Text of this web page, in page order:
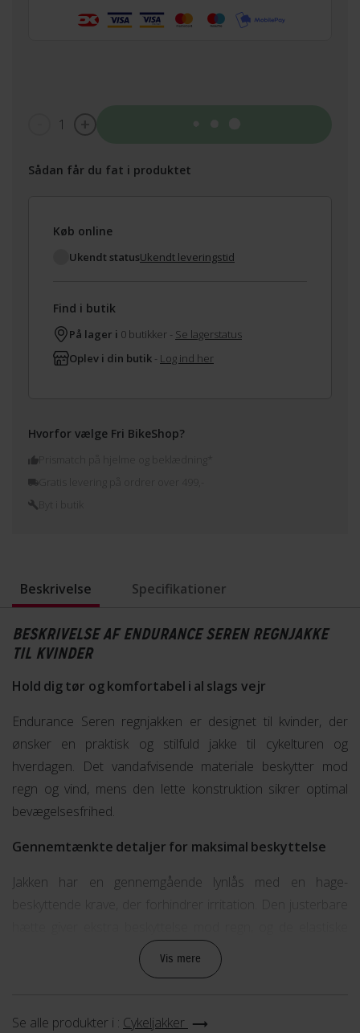
1
Sådan får du fat i produktet
Køb online
Ukendt statusUkendt leveringstid
Find i butik
På lager i 0 butikker - Se lagerstatus
Oplev i din butik - Log ind her
Hvorfor vælge Fri BikeShop?
Prismatch på hjelme og beklædning*
Beskrivelse Specifikationer
BESKRIVELSE AF ENDURANCE SEREN REGNJAKKE
TIL KVINDER
Hold dig tør og komfortabel i al slags vejr
Endurance Seren regnjakken er designet til kvinder, der
ønsker en praktisk og stilfuld jakke til cykelturen og
hverdagen. Det vandafvisende materiale beskytter mod
regn og vind, mens den lette konstruktion sikrer optimal
bevægelsesfrihed.
Gennemtænkte detaljer for maksimal beskyttelse
Jakken har en gennemgående lynlås med en hage-
kantbånd ved ærmerne sikrer en tæt og komfortabel
Vis mere
Se alle produkter i : Cykeljakker